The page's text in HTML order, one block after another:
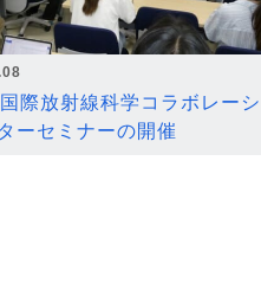
国際放射線科学コラボレーシ
ーセミナーの開催